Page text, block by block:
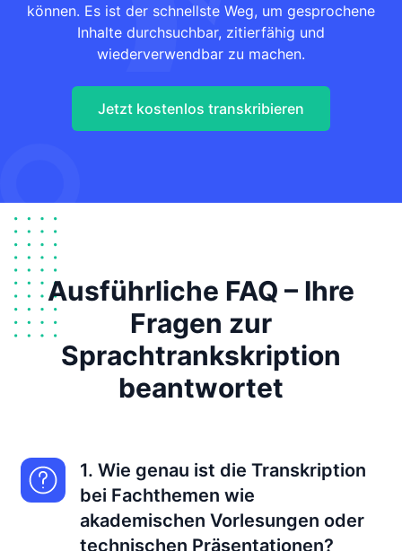
können. Es ist der schnellste Weg, um gesprochene
Inhalte durchsuchbar, zitierfähig und
wiederverwendbar zu machen.
Jetzt kostenlos transkribieren
Ausführliche FAQ – Ihre
Fragen zur
Sprachtrankskription
beantwortet
1. Wie genau ist die Transkription
bei Fachthemen wie
akademischen Vorlesungen oder
technischen Präsentationen?